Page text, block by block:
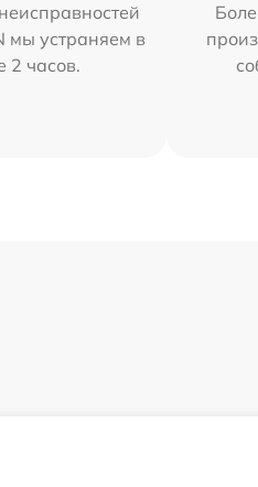
мы устраняем в
2 часов.